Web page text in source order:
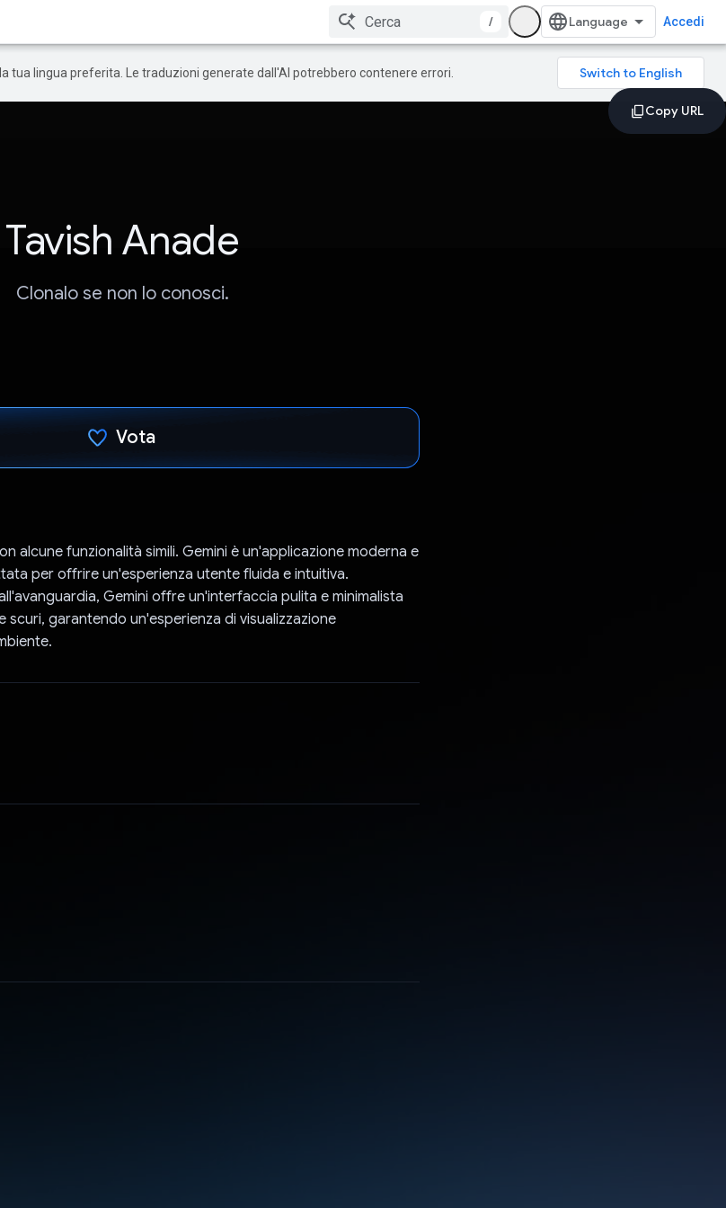
/ Accedi
tua lingua preferita. Le traduzioni generate dall'AI potrebbero contenere errori.
Tavish Anade
Clonalo se non lo conosci.
Vota
alcune funzionalità simili. Gemini è un'applicazione moderna e
per offrire un'esperienza utente fluida e intuitiva.
Gemini offre un'interfaccia pulita e minimalista
scuri, garantendo un'esperienza di visualizzazione